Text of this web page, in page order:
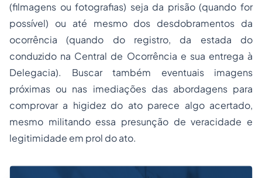
(filmagens ou fotografias) seja da prisão (quando for
possível) ou até mesmo dos desdobramentos da
ocorrência (quando do registro, da estada do
conduzido na Central de Ocorrência e sua entrega à
Delegacia). Buscar também eventuais imagens
próximas ou nas imediações das abordagens para
comprovar a higidez do ato parece algo acertado,
mesmo militando essa presunção de veracidade e
legitimidade em prol do ato.